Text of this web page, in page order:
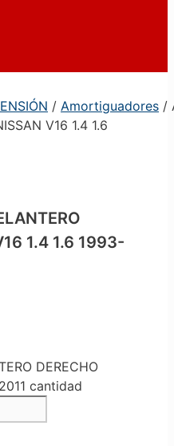
/ Amortiguadores /
V16 1.4 1.6
1.4 1.6 1993-
DERECHO
cantidad